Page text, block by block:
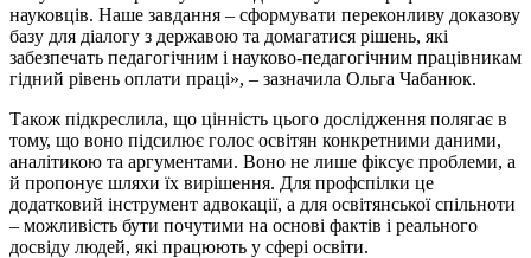
науковців. Наше завдання – сформувати переконливу доказову
базу для діалогу з державою та домагатися рішень, які
забезпечать педагогічним і науково-педагогічним працівникам
гідний рівень оплати праці», – зазначила Ольга Чабанюк.
Також підкреслила, що цінність цього дослідження полягає в
тому, що воно підсилює голос освітян конкретними даними,
аналітикою та аргументами. Воно не лише фіксує проблеми, а
й пропонує шляхи їх вирішення. Для профспілки це
додатковий інструмент адвокації, а для освітянської спільноти
– можливість бути почутими на основі фактів і реального
досвіду людей, які працюють у сфері освіти.